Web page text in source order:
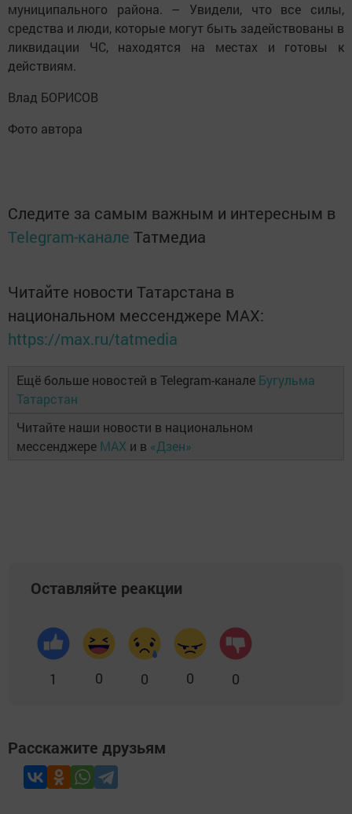
муниципального района. – Увидели, что все силы,
средства и люди, которые могут быть задействованы в
ликвидации ЧС, находятся на местах и готовы к
действиям.
Влад БОРИСОВ
Фото автора
Следите за самым важным и интересным в
Telegram-канале Татмедиа
Читайте новости Татарстана в
национальном мессенджере MАХ:
https://max.ru/tatmedia
Ещё больше новостей в Telegram-канале Бугульма
Татарстан
Читайте наши новости в национальном
мессенджере MAX и в «Дзен»
Оставляйте реакции
1 0 0 0 0
Расскажите друзьям